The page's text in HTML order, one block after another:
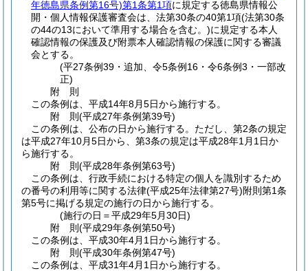
年徳島県条例第16号)第1条第1項に規定する徳島県情報公
開・個人情報保護審査会は、法第30条の40第1項(法第30条
の44の13において準用する場合を含む。)に規定する本人
確認情報の保護及び附票本人確認情報の保護に関する審議
会とする。
(平27条例39・追加、令5条例16・令6条例3・一部改
正)
附 則
この条例は、平成14年8月5日から施行する。
附 則(平成27年条例第39号)
この条例は、公布の日から施行する。 ただし、第2条の規定
は平成27年10月5日から、第3条の規定は平成28年1月1日か
ら施行する。
附 則(平成28年条例第63号)
この条例は、行政手続における特定の個人を識別するため
の番号の利用等に関する法律(平成25年法律第27号)附則第1条
第5号に掲げる規定の施行の日から施行する。
(施行の日＝平成29年5月30日)
附 則(平成29年条例第50号)
この条例は、平成30年4月1日から施行する。
附 則(平成30年条例第47号)
この条例は、平成31年4月1日から施行する。